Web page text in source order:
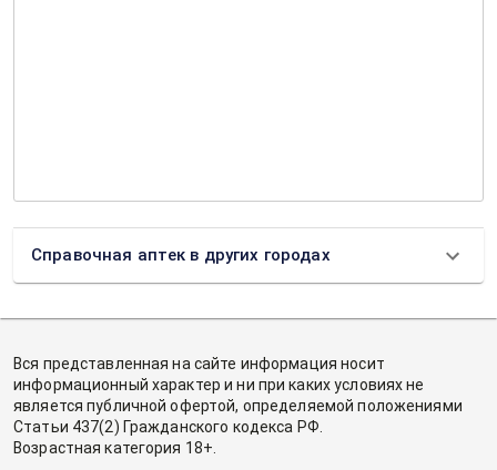
Справочная аптек в других городах
Вся представленная на сайте информация носит
информационный характер и ни при каких условиях не
является публичной офертой, определяемой положениями
Статьи 437(2) Гражданского кодекса РФ.
Возрастная категория 18+.